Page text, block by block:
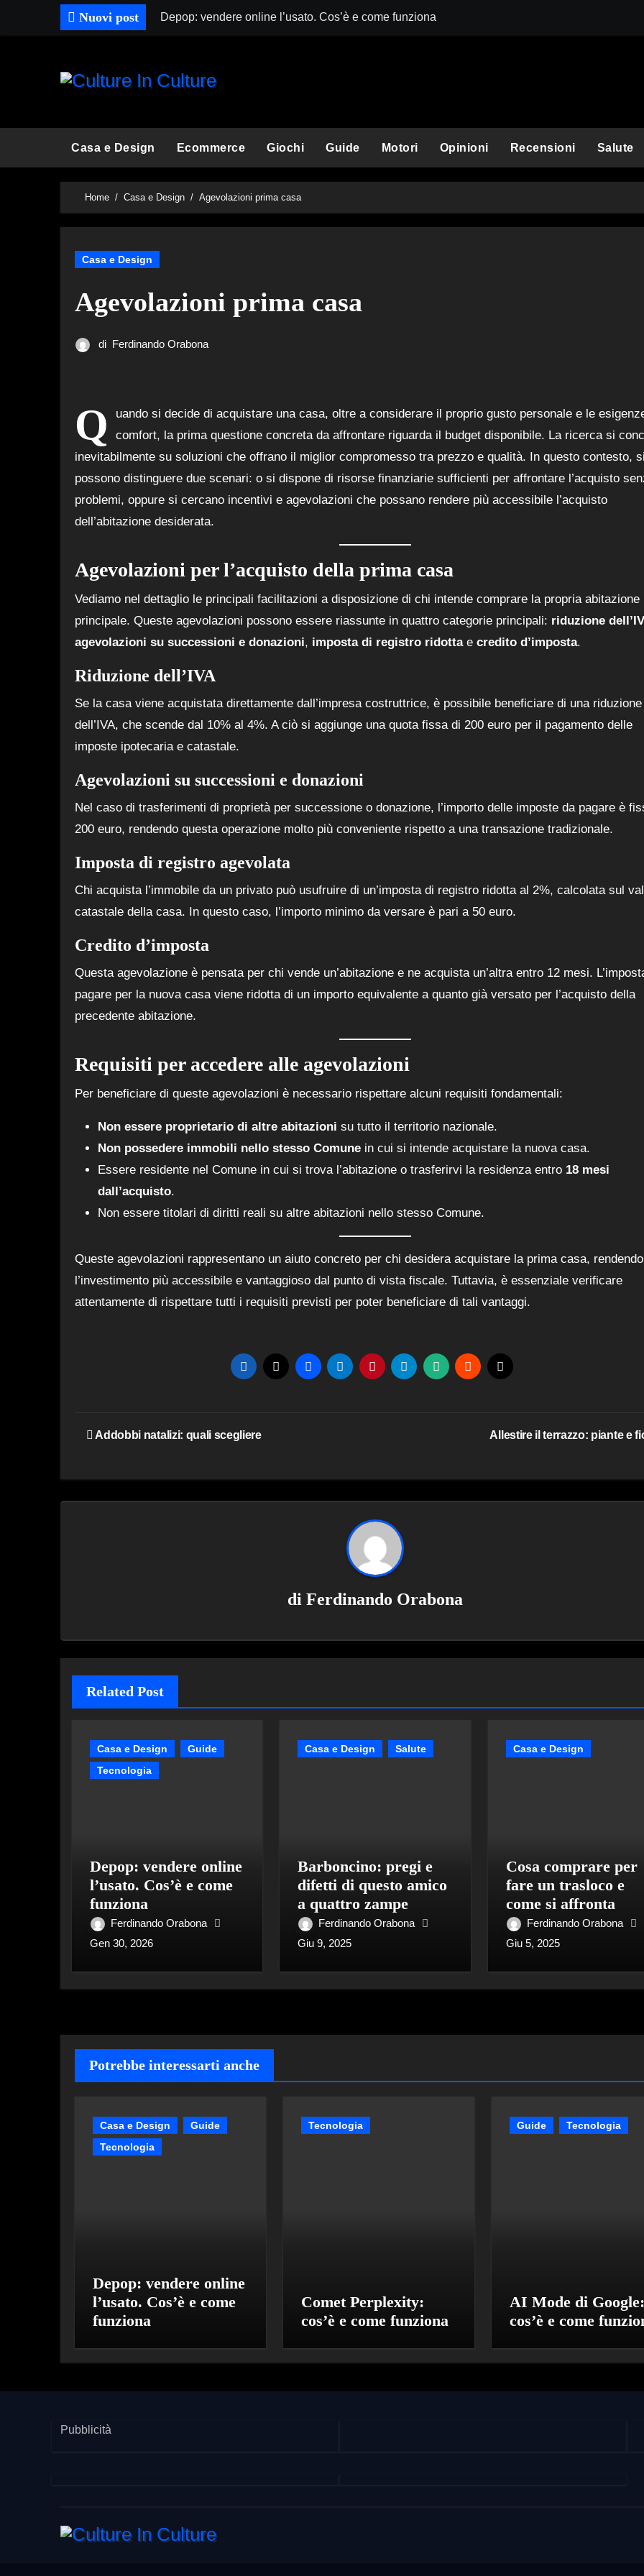
Nuovi post Depop: vendere online l’usato. Cos’è e come funziona
Casa e Design Ecommerce Giochi Guide Motori Opinioni Recensioni Salute
Home Casa e Design Agevolazioni prima casa
Casa e Design
Agevolazioni prima casa
di Ferdinando Orabona
Q
uando si decide di acquistare una casa, oltre a considerare il proprio gusto personale e le
comfort, la prima questione concreta da affrontare riguarda il budget disponibile. La ricerca si
inevitabilmente su soluzioni che offrano il miglior compromesso tra prezzo e qualità. In questo contesto,
possono distinguere due scenari: o si dispone di risorse finanziarie sufficienti per affrontare l’acquisto
problemi, oppure si cercano incentivi e agevolazioni che possano rendere più accessibile l’acquisto
dell’abitazione desiderata.
Agevolazioni per l’acquisto della prima casa
Vediamo nel dettaglio le principali facilitazioni a disposizione di chi intende comprare la propria abitazione
principale. Queste agevolazioni possono essere riassunte in quattro categorie principali: riduzione
agevolazioni su successioni e donazioni, imposta di registro ridottae credito d’imposta.
Riduzione dell’IVA
Se la casa viene acquistata direttamente dall’impresa costruttrice, è possibile beneficiare di una riduzione
dell’IVA, che scende dal 10% al 4%. A ciò si aggiunge una quota fissa di 200 euro per il pagamento delle
imposte ipotecaria e catastale.
Agevolazioni su successioni e donazioni
Nel caso di trasferimenti di proprietà per successione o donazione, l’importo delle imposte da pagare è
200 euro, rendendo questa operazione molto più conveniente rispetto a una transazione tradizionale.
Imposta di registro agevolata
Chi acquista l’immobile da un privato può usufruire di un’imposta di registro ridotta al 2%, calcolata sul
catastale della casa. In questo caso, l’importo minimo da versare è pari a 50 euro.
Credito d’imposta
Questa agevolazione è pensata per chi vende un’abitazione e ne acquista un’altra entro 12 mesi.
pagare per la nuova casa viene ridotta di un importo equivalente a quanto già versato per l’acquisto della
precedente abitazione.
Requisiti per accedere alle agevolazioni
Per beneficiare di queste agevolazioni è necessario rispettare alcuni requisiti fondamentali:
Non essere proprietario di altre abitazioni su tutto il territorio nazionale.
Non possedere immobili nello stesso Comune in cui si intende acquistare la nuova casa.
Essere residente nel Comune in cui si trova l’abitazione o trasferirvi la residenza entro 18 mesi
dall’acquisto.
Non essere titolari di diritti reali su altre abitazioni nello stesso Comune.
Queste agevolazioni rappresentano un aiuto concreto per chi desidera acquistare la prima casa, rendendo
l’investimento più accessibile e vantaggioso dal punto di vista fiscale. Tuttavia, è essenziale verificare
attentamente di rispettare tutti i requisiti previsti per poter beneficiare di tali vantaggi.
Navigazione
Addobbi natalizi: quali scegliere Allestire il terrazzo: piante e
di Ferdinando Orabona
Related Post
Casa e Design
Guide
Tecnologia
Depop: vendere online
l’usato. Cos’è e come
funziona
Ferdinando Orabona
Gen 30, 2026
Casa e Design Salute
Barboncino: pregi e
difetti di questo amico
a quattro zampe
Ferdinando Orabona
Giu 9, 2025
Casa e Design
Cosa comprare per
fare un trasloco e
come si affronta
Ferdinando Orabona
Giu 5, 2025
Potrebbe interessarti anche
Casa e Design
Guide
Tecnologia
Depop: vendere online
l’usato. Cos’è e come
funziona
Tecnologia
Comet Perplexity:
cos’è e come funziona
Guide Tecnologia
AI Mode di Google:
cos’è e come
Pubblicità